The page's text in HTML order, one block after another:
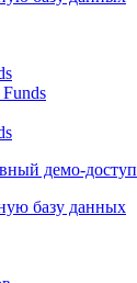
демо-доступ
базу данных